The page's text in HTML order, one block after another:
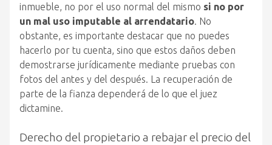
inmueble, no por el uso normal del mismo si no por
un mal uso imputable al arrendatario. No
obstante, es importante destacar que no puedes
hacerlo por tu cuenta, sino que estos daños deben
demostrarse jurídicamente mediante pruebas con
fotos del antes y del después. La recuperación de
parte de la fianza dependerá de lo que el juez
dictamine.
Derecho del propietario a rebajar el precio del